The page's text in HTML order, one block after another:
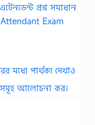
প্রশ্ন সমাধান
Exam
মধ্যে পার্থক্য দেখাও
আলোচনা কর।